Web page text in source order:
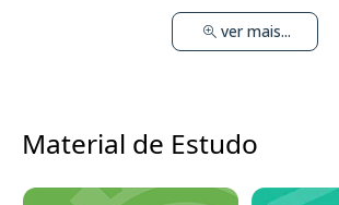
ver mais...
Material de Estudo